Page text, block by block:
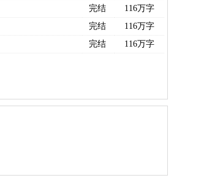
完结
116万字
完结
116万字
完结 116万字